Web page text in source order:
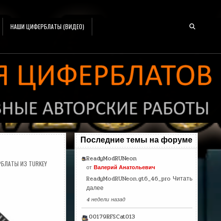
НАШИ ЦИФЕРБЛАТЫ (ВИДЕО)
ИЗ TURKEY
Последние темы на форуме
ReadyModRUNeon
от Валерий Анатольевич
ReadyModRUNeon.gt6_46_pro Читать
далее
4 недели назад
00179RFSCat013